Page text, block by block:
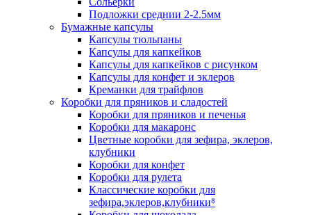
Подложки среднии 2-2.5мм
Бумажные капсулы
Капсулы тюльпаны
Капсулы для капкейков
Капсулы для капкейков с рисунком
Капсулы для конфет и эклеров
Креманки для трайфлов
Коробки для пряников и сладостей
Коробки для пряников и печенья
Коробки для макаронс
Цветные коробки для зефира, эклеров,
клубники
Коробки для конфет
Коробки для рулета
Классические коробки для
зефира,эклеров,клубники⁸